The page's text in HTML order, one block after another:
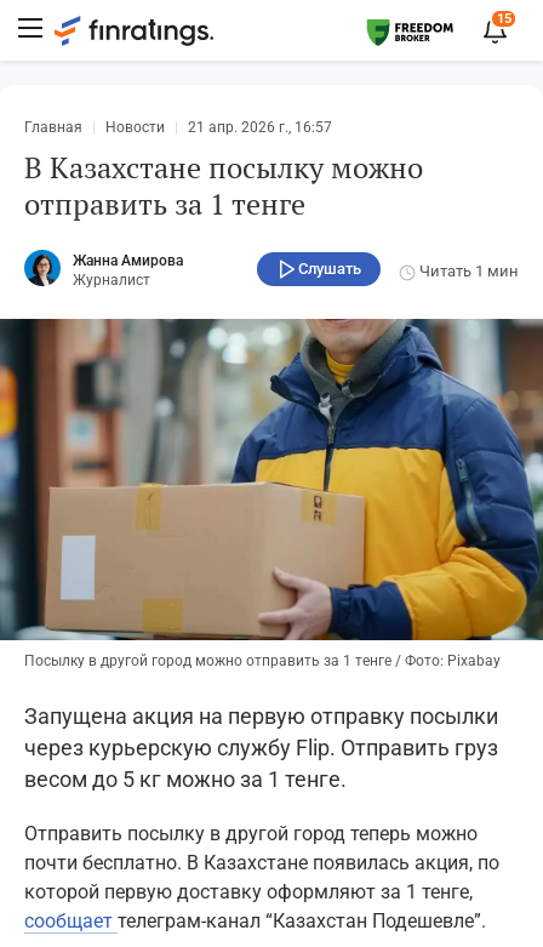
15
Главная Новости 21 апр. 2026 г., 16:57
В Казахстане посылку можно
отправить за 1 тенге
Жанна Амирова
Журналист
Слушать Читать 1 мин
Посылку в другой город можно отправить за 1 тенге / Фото: Pixabay
Запущена акция на первую отправку посылки
через курьерскую службу Flip. Отправить груз
весом до 5 кг можно за 1 тенге.
Отправить посылку в другой город теперь можно
почти бесплатно. В Казахстане появилась акция, по
которой первую доставку оформляют за 1 тенге,
сообщает телеграм-канал “Казахстан Подешевле”.